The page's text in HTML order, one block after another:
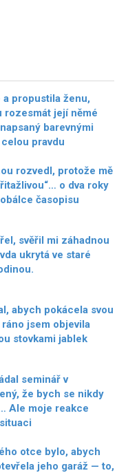
propustila ženu,
rozesmát její němé
barevnými
pravdu
rozvedl, protože mě
o dva roky
časopisu
svěřil mi záhadnou
ukrytá ve staré
abych pokácela svou
jsem objevila
stovkami jablek
seminář v
že bych se nikdy
Ale moje reakce
otce bylo, abych
jeho garáž — to,